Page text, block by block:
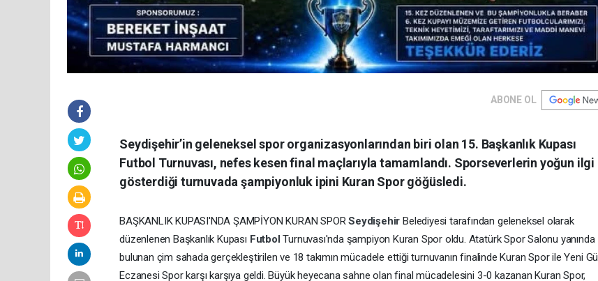
ABONE OL
Seydişehir’in geleneksel spor organizasyonlarından biri olan 15. Başkanlık Kupası
Futbol Turnuvası, nefes kesen final maçlarıyla tamamlandı. Sporseverlerin yoğun ilgi
gösterdiği turnuvada şampiyonluk ipini Kuran Spor göğüsledi.
BAŞKANLIK KUPASI'NDA ŞAMPİYON KURAN SPORSeydişehir Belediyesi tarafından geleneksel olarak
düzenlenen Başkanlık Kupası FutbolTurnuvası'nda şampiyon Kuran Spor oldu. Atatürk Spor Salonu yanında
bulunan çim sahada gerçekleştirilen ve 18 takımın mücadele ettiği turnuvanın finalinde Kuran Spor ile Yeni Gül
Eczanesi Spor karşı karşıya geldi. Büyük heyecana sahne olan final mücadelesini 3-0 kazanan Kuran Spor,